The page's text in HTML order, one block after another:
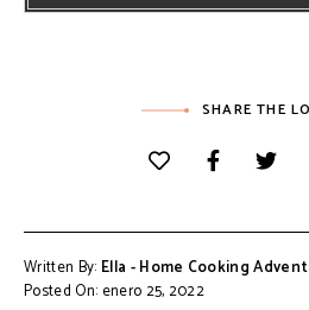
SHARE THE
Written By: Ella - Home Cooking
Posted On: enero 25, 2022